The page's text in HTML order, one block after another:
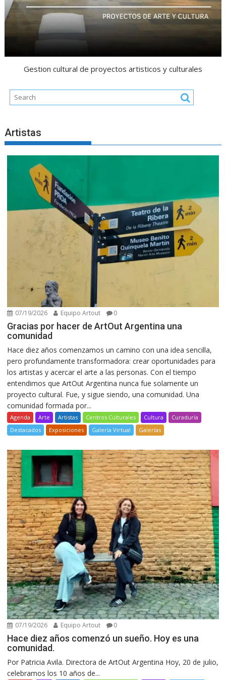
r
a
d
Gestion cultural de proyectos artisticos y culturales
Artistas
07/19/2026 Equipo Artout 0
Gracias por hacer de ArtOut Argentina una
comunidad
Hace diez años comenzamos un camino con una idea sencilla,
pero profundamente transformadora: crear oportunidades para
los artistas y acercar el arte a las personas. Con el tiempo
entendimos que ArtOut Argentina nunca fue solamente un
proyecto cultural. Fue, y sigue siendo, una comunidad. Una
comunidad formada por...
Agenda Arte Artistas Centros Culturales Cultura
Curaduría
Destacados
Exposiciones Galería Virtual Galerías
07/19/2026 Equipo Artout 0
Hace diez años comenzó un sueño. Hoy es una
comunidad.
Por Patricia Avila. Directora de ArtOut Argentina Hoy, 20 de julio,
celebramos los 10 años de...